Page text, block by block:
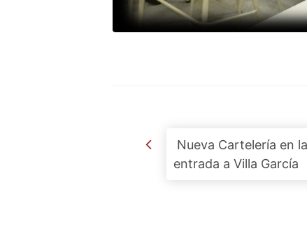
Post navigation
Nueva Cartelería en la
entrada a Villa García